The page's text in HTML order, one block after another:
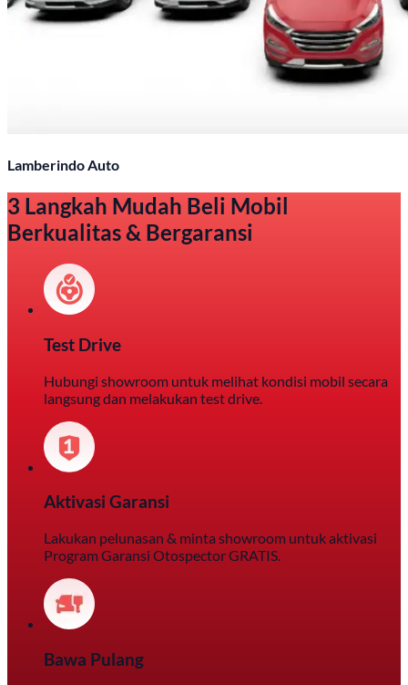
Lamberindo Auto
3 Langkah Mudah Beli Mobil
Berkualitas & Bergaransi
Test Drive
Hubungi showroom untuk melihat kondisi mobil secara
langsung dan melakukan test drive.
Aktivasi Garansi
Lakukan pelunasan & minta showroom untuk aktivasi
Program Garansi Otospector GRATIS.
Bawa Pulang